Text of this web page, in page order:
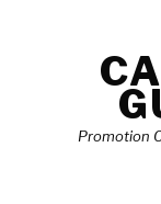
Promotion